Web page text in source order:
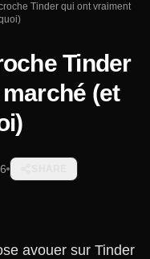
Tinder qui ont vraiment
Tinder
(et
avouer sur Tinder